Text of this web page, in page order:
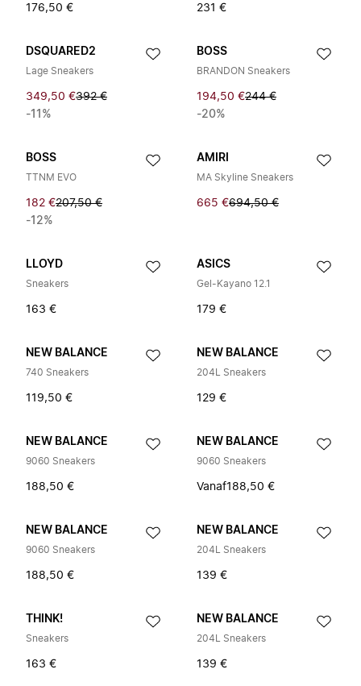
176,50 € 231 €
DSQUARED2
Lage Sneakers
349,50 €392 €
-11%
BOSS
BRANDON Sneakers
194,50 €244 €
-20%
BOSS
TTNM EVO
182 €207,50 €
-12%
AMIRI
MA Skyline Sneakers
665 €694,50 €
LLOYD
Sneakers
163 €
ASICS
Gel-Kayano 12.1
179 €
NEW BALANCE
740 Sneakers
119,50 €
NEW BALANCE
204L Sneakers
129 €
NEW BALANCE
9060 Sneakers
188,50 €
NEW BALANCE
9060 Sneakers
Vanaf188,50 €
NEW BALANCE
9060 Sneakers
188,50 €
NEW BALANCE
204L Sneakers
139 €
THINK!
Sneakers
163 €
NEW BALANCE
204L Sneakers
139 €